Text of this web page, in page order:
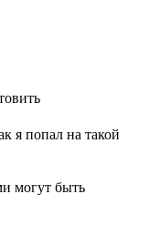
я попал на такой
могут быть